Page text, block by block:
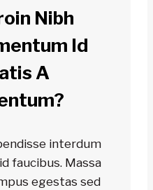
Nibh
Id
A
interdum
faucibus. Massa
egestas sed